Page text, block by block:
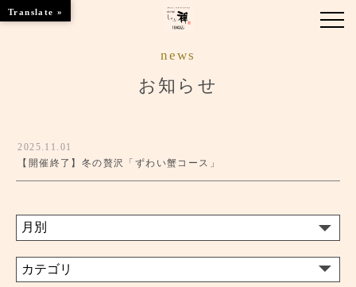
くつろぎのお部屋
news
お知らせ
2025.11.01
【開催終了】冬の贅沢「ずわい蟹コース」
Translate »